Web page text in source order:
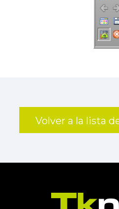
Volver a la lista